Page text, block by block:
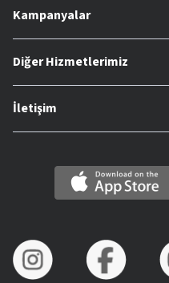
Kampanyalar
Diğer Hizmetlerimiz
İletişim